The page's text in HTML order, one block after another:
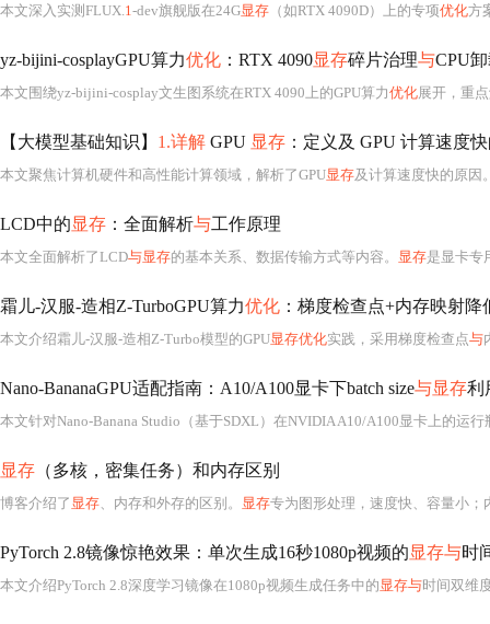
本文深入实测FLUX.1-dev旗舰版在24G显存 （如RTX 4090D）上的专项优化方案
yz-bijini-cosplayGPU算力优化 ：RTX 4090显存碎片治理与CPU
本文围绕yz-bijini-cosplay文生图系统在RTX 4090上的GPU算力优化展开，重
【大模型基础知识】 1.详解 GPU 显存 ：定义及 GPU 计算速度
本文聚焦计算机硬件和高性能计算领域，解析了GPU显存及计算速度快的原因
LCD中的显存 ：全面解析与工作原理
本文全面解析了LCD与显存的基本关系、数据传输方式等内容。 显存是显卡专用内存，
霜儿-汉服-造相Z-TurboGPU算力优化 ：梯度检查点+内存映射降
本文介绍霜儿-汉服-造相Z-Turbo模型的GPU显存优化实践，采用梯度检查点与
Nano-BananaGPU适配指南：A10/A100显卡下batch size与显存利
本文针对Nano-Banana Studio（基于SDXL）在NVIDIA A10/A100显卡上的运行
显存 （多核，密集任务）和内存区别
博客介绍了 显存、内存和外存的区别。 显存专为图形处理，速度快、容量小；内存用于存储系
PyTorch 2.8镜像惊艳效果：单次生成16秒1080p视频的显存与时
本文介绍PyTorch 2.8深度学习镜像在1080p视频生成任务中的显存与时间双维